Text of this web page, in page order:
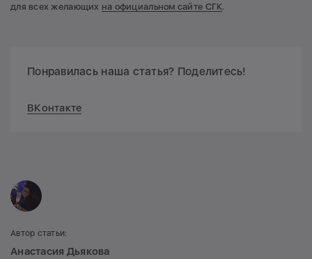
для всех желающих на официальном сайте СГК.
Понравилась наша статья? Поделитесь!
ВКонтакте
Автор статьи:
Анастасия Дьякова